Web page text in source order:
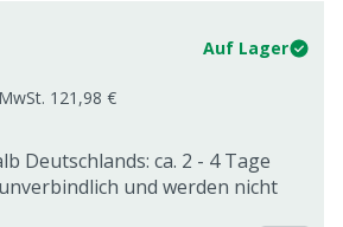
Auf Lager
121,98 €
Deutschlands: ca. 2 - 4 Tage
und werden nicht